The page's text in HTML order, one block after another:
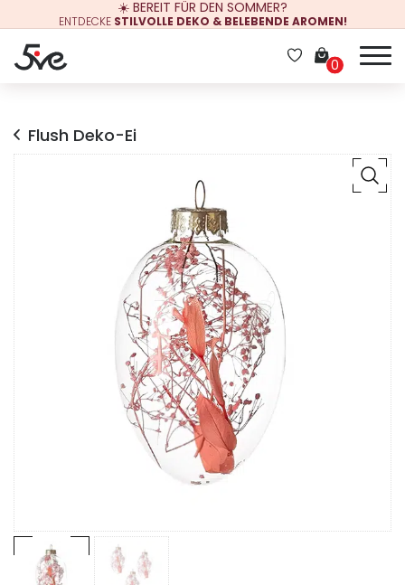
☀️ BEREIT FÜR DEN SOMMER?
ENTDECKE STILVOLLE DEKO & BELEBENDE AROMEN!
0
Flush Deko-Ei